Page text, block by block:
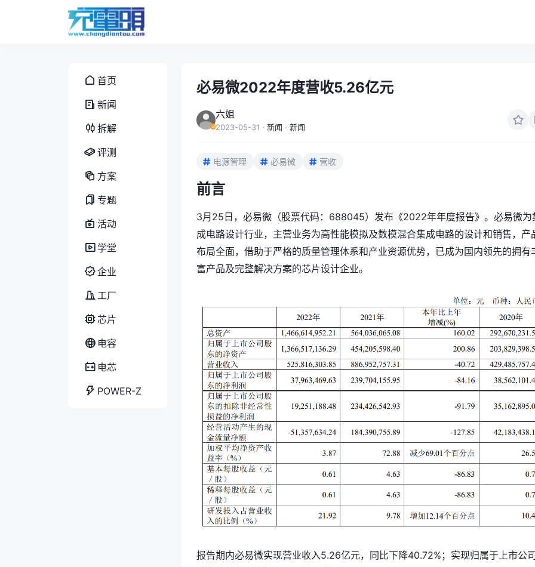
首页
新闻
拆解
评测
方案
专题
活动
学堂
企业
工厂
芯片
电容
电芯
POWER-Z
必易微2022年度营收5.26亿元
六姐
2023-05-31 · 新闻 · 新闻
电源管理 必易微 营收
前言
3月25日，必易微（股票代码：688045）发布《2022年年度报告》。必易微为
成电路设计行业，主营业务为高性能模拟及数模混合集成电路的设计和销售，产
布局全面，借助于严格的质量管理体系和产业资源优势，已成为国内领先的拥有
富产品及完整解决方案的芯片设计企业。
报告期内必易微实现营业收入5.26亿元，同比下降40.72%；实现归属于上市公